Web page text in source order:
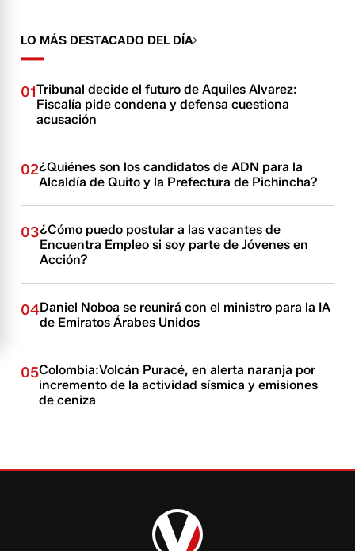
LO MÁS DESTACADO DEL DÍA
01Tribunal decide el futuro de Aquiles Alvarez:
Fiscalía pide condena y defensa cuestiona
acusación
02¿Quiénes son los candidatos de ADN para la
Alcaldía de Quito y la Prefectura de Pichincha?
03¿Cómo puedo postular a las vacantes de
Encuentra Empleo si soy parte de Jóvenes en
Acción?
04Daniel Noboa se reunirá con el ministro para la IA
de Emiratos Árabes Unidos
05Colombia:Volcán Puracé, en alerta naranja por
incremento de la actividad sísmica y emisiones
de ceniza